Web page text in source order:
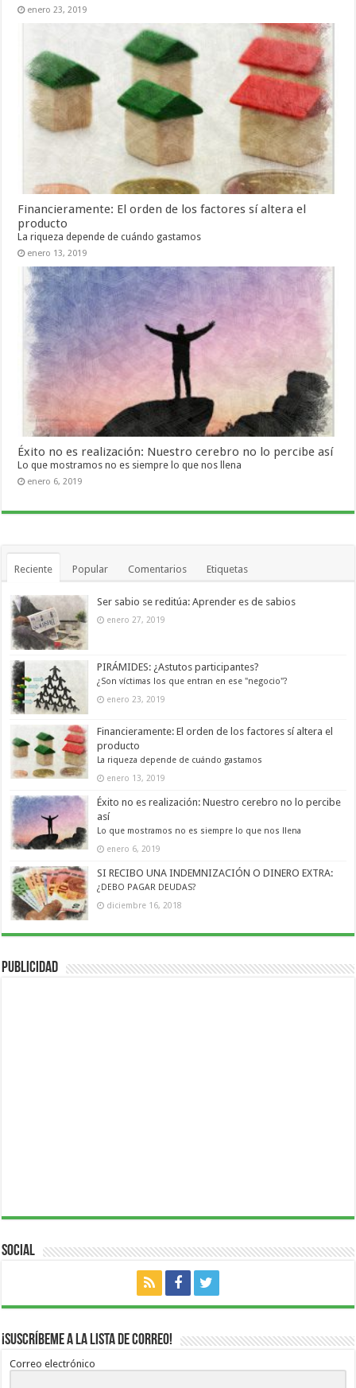
enero 23, 2019
Financieramente: El orden de los factores sí altera el
producto
La riqueza depende de cuándo gastamos
enero 13, 2019
Éxito no es realización: Nuestro cerebro no lo percibe así
Lo que mostramos no es siempre lo que nos llena
enero 6, 2019
Reciente Popular Comentarios Etiquetas
Ser sabio se reditúa: Aprender es de sabios
enero 27, 2019
PIRÁMIDES: ¿Astutos participantes?
¿Son víctimas los que entran en ese "negocio"?
enero 23, 2019
Financieramente: El orden de los factores sí altera el
producto
La riqueza depende de cuándo gastamos
enero 13, 2019
Éxito no es realización: Nuestro cerebro no lo percibe
así
Lo que mostramos no es siempre lo que nos llena
enero 6, 2019
SI RECIBO UNA INDEMNIZACIÓN O DINERO EXTRA:
¿DEBO PAGAR DEUDAS?
diciembre 16, 2018
Publicidad
Social
¡Suscríbeme a la lista de correo!
Correo electrónico